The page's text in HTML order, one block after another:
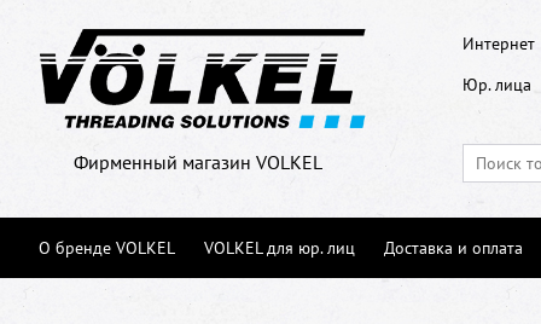
Фирменный магазин VOLKEL
Интернет
Юр. лица
О бренде VOLKEL VOLKEL для юр. лиц Доставка и оплата